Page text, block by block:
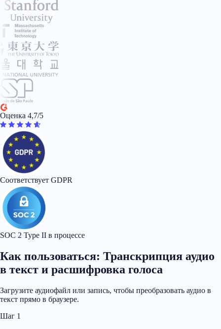
Оценка 4,7/5
Соответствует GDPR
SOC 2 Type II в процессе
Как пользоваться: Транскрипция аудио
в текст и расшифровка голоса
Загрузите аудиофайл или запись, чтобы преобразовать аудио в
текст прямо в браузере.
Шаг 1